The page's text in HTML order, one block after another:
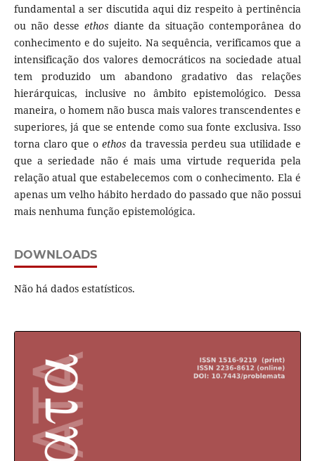
fundamental a ser discutida aqui diz respeito à pertinência
ou não desse ethos diante da situação contemporânea do
conhecimento e do sujeito. Na sequência, verificamos que a
intensificação dos valores democráticos na sociedade atual
tem produzido um abandono gradativo das relações
hierárquicas, inclusive no âmbito epistemológico. Dessa
maneira, o homem não busca mais valores transcendentes e
superiores, já que se entende como sua fonte exclusiva. Isso
torna claro que o ethos da travessia perdeu sua utilidade e
que a seriedade não é mais uma virtude requerida pela
relação atual que estabelecemos com o conhecimento. Ela é
apenas um velho hábito herdado do passado que não possui
mais nenhuma função epistemológica.
DOWNLOADS
Não há dados estatísticos.